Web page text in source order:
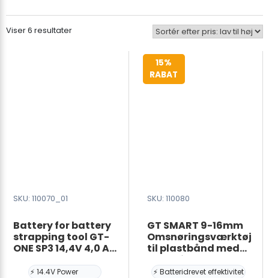
Viser 6 resultaterSorteret
SKU: 110070_01
Battery for battery
strapping tool GT-
ONE SP3 14,4V 4,0 Ah
⚡ 14.4V Power
15%
RABAT
SKU: 110080
GT SMART 9-16mm
Omsnøringsværktøj
til plastbånd med
Batteri & Oplader
⚡ Batteridrevet effektivitet